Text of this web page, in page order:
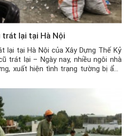
lại tại Hà Nội
lại tại Hà Nội của Xây Dựng Thế Kỷ
trát lại – Ngày nay, nhiều ngôi nhà
xuất hiện tình trạng tường bị ẩm,